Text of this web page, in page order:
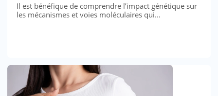
Il est bénéfique de comprendre l’impact génétique sur
les mécanismes et voies moléculaires qui...